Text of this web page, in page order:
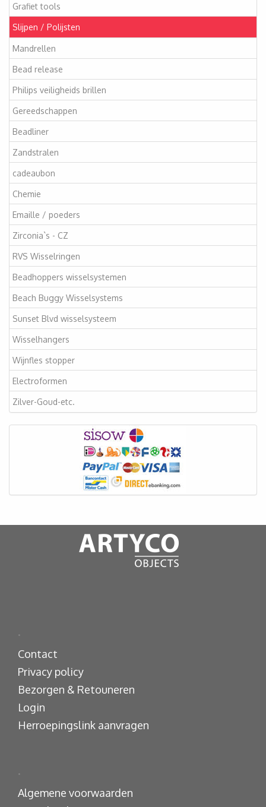
Grafiet tools
Slijpen / Polijsten
Mandrellen
Bead release
Philips veiligheids brillen
Gereedschappen
Beadliner
Zandstralen
cadeaubon
Chemie
Emaille / poeders
Zirconia`s - CZ
RVS Wisselringen
Beadhoppers wisselsystemen
Beach Buggy Wisselsystems
Sunset Blvd wisselsysteem
Wisselhangers
Wijnfles stopper
Electroformen
Zilver-Goud-etc.
.
Contact
Privacy policy
Bezorgen & Retouneren
Login
Herroepingslink aanvragen
.
Algemene voorwaarden